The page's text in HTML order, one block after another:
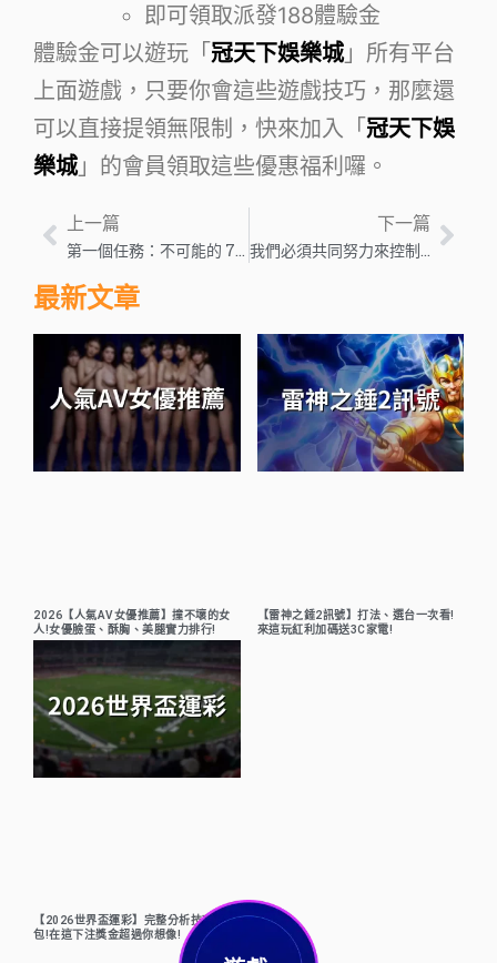
即可領取派發188體驗金
體驗金可以遊玩「 冠天下娛樂城」所有平台
上面遊戲，只要你會這些遊戲技巧，那麼還
可以直接提領無限制，快來加入「 冠天下娛
樂城」的會員領取這些優惠福利囉。
上一篇 下一篇
最新文章
2026【人氣AV女優推薦】撞不壞的女
人!女優臉蛋、酥胸、美腿實力排行!
【雷神之錘2訊號】打法、選台一次看!
來這玩紅利加碼送3C家電!
【2026世界盃運彩】完整分析技巧懶人
包!在這下注獎金超過你想像!